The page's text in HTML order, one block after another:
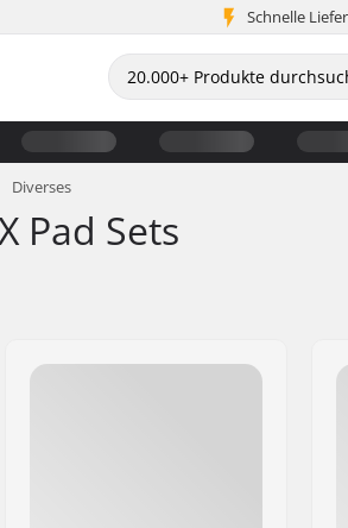
Schnelle
Diverses
Pad Sets